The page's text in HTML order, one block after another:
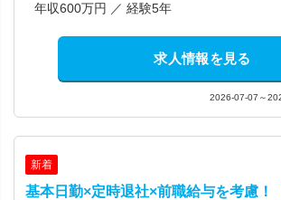
年収600万円 ／ 経験5年
求人情報を見る
2026-07-07～
新着
基本日勤×定時退社×前職給与を考慮！